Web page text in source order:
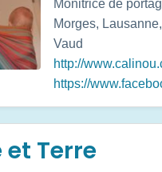
Monitrice de
Morges,
Vaud
http://
https://
et Terre